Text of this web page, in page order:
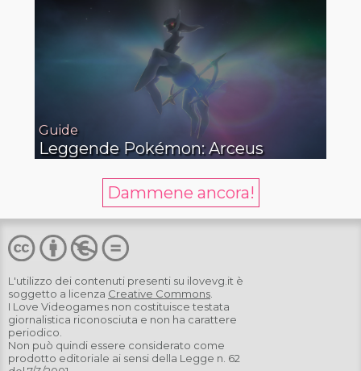
Guide
Leggende Pokémon: Arceus
Dammene ancora!
L'utilizzo dei contenuti presenti su ilovevg.it è
soggetto a licenza Creative Commons.
I Love Videogames non costituisce testata
giornalistica riconosciuta e non ha carattere
periodico.
Non può quindi essere considerato come
prodotto editoriale ai sensi della Legge n. 62